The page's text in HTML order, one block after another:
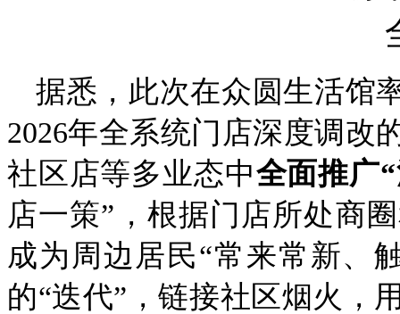
据悉，此次在众圆生活馆
2026年全系统门店深度调改
社区店等多业态中全面推广
店一策”，根据门店所处商
成为周边居民“常来常新、
的“迭代”，链接社区烟火，